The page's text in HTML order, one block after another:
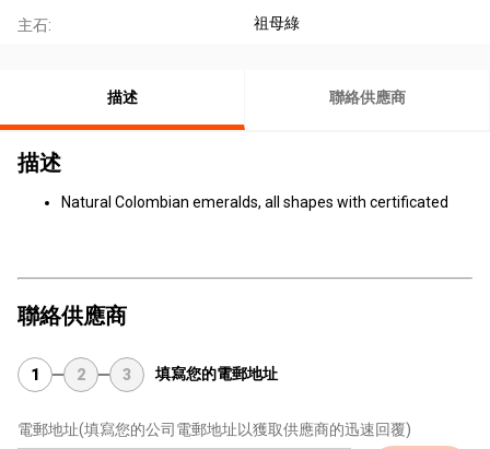
主石: 祖母綠
描述 聯絡供應商
描述
Natural Colombian emeralds, all shapes with certificated
聯絡供應商
1 2 3 填寫您的電郵地址
電郵地址(填寫您的公司電郵地址以獲取供應商的迅速回覆)